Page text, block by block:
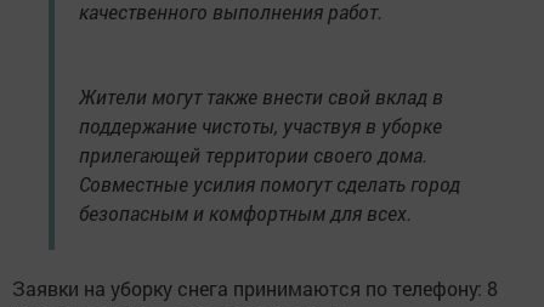
качественного выполнения работ.
Жители могут также внести свой вклад в
поддержание чистоты, участвуя в уборке
прилегающей территории своего дома.
Совместные усилия помогут сделать город
безопасным и комфортным для всех.
Заявки на уборку снега принимаются по телефону: 8